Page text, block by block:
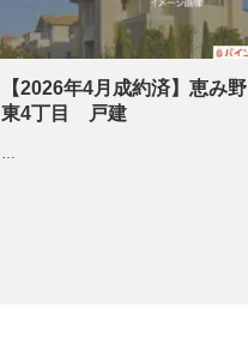
【2026年4月成約済】恵み野
東4丁目 戸建
…